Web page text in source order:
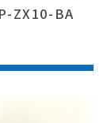
ZX10-BA